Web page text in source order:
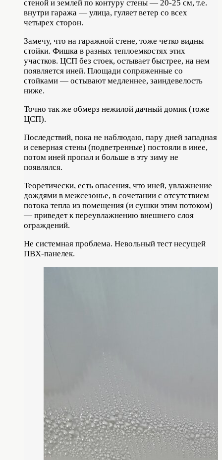
стеной и землей по контуру стены — 20-25 см, т.е.
внутри гаража — улица, гуляет ветер со всех
четырех сторон.
Замечу, что на гаражной стене, тоже четко видны
стойки. Фишка в разных теплоемкостях этих
участков. ЦСП без стоек, остывает быстрее, на нем
появляется иней. Площади сопряженные со
стойками — остывают медленнее, заиндевелость
ниже.
Точно так же обмерз нежилой дачный домик (тоже
ЦСП).
Последствий, пока не наблюдаю, пару дней западная
и северная стены (подветренные) постояли в инее,
потом иней пропал и больше в эту зиму не
появлялся.
Теоретически, есть опасения, что иней, увлажнение
дождями в межсезонье, в сочетании с отсутствием
потока тепла из помещения (и сушки этим потоком)
— приведет к переувлажнению внешнего слоя
ограждений.
Не системная проблема. Невольный тест несущей
ПВХ-панелек.